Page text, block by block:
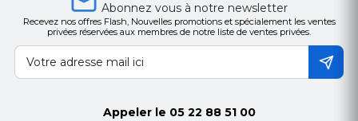
Abonnez vous à notre newsletter
Recevez nos offres Flash, Nouvelles promotions et spécialement les ventes
privées réservées aux membres de notre liste de ventes privées.
Appeler le 05 22 88 51 00